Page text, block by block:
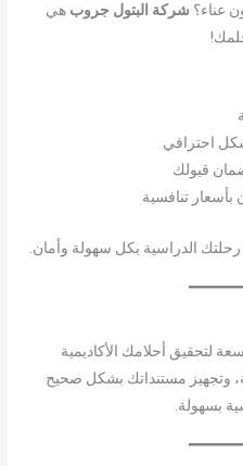
عناء؟ شركة البتول جروب هي
احترافي
قبولك
تنافسية
الدراسية بكل سهولة وأمان.
لتحقيق أحلامك الأكاديمية
وتجهيز مستنداتك بشكل صحيح
بسهولة.